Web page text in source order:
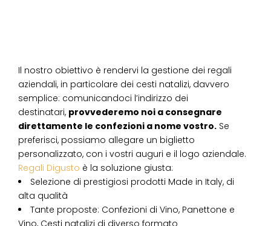
Il nostro obiettivo è rendervi la gestione dei regali
aziendali, in particolare dei cesti natalizi, davvero
semplice: comunicandoci l’indirizzo dei
destinatari, provvederemo noi a consegnare
direttamente le confezioni a nome vostro. Se
preferisci, possiamo allegare un biglietto
personalizzato, con i vostri auguri e il logo aziendale.
Regali Digusto è la soluzione giusta:
Selezione di prestigiosi prodotti Made in Italy, di
alta qualità
Tante proposte: Confezioni di Vino, Panettone e
Vino, Cesti natalizi di diverso formato